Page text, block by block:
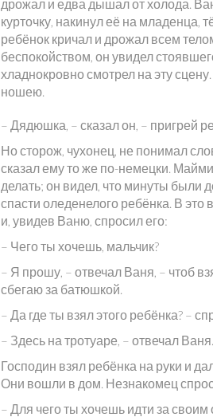
дрожал и едва дышал от холода.
курточку, накинул её на младенца,
ребёнок кричал и дрожал всем
беспокойством, он увидел
хладнокровно смотрел на эту
ношею.
– Дядюшка, – сказал он, – пригрей
Но сторож, чухонец, не понимал
сказал ему то же по-немецки.
делать; он видел, что минуты были
спасти оледенелого ребёнка. В
и, увидев Ваню, спросил его:
– Чего ты хочешь, мальчик?
– Я прошу, – отвечал Ваня, – чтоб
сбегаю за батюшкой.
– Да где ты взял этого ребёнка? –
– Здесь на тротуаре, – отвечал Ваня.
Господин взял ребёнка на руки и
Они вошли в дом. Незнакомец
– Для чего ты хочешь идти за своим